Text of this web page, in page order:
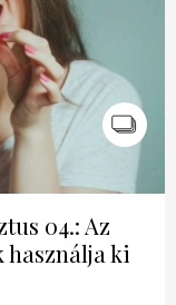
04.: Az
használja ki